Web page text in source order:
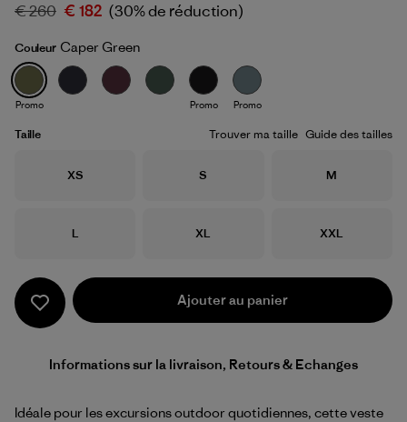
Caper Green
€ 260 € 182 (30% de réduction)
Couleur Caper Green
Promo Promo Promo
Taille Trouver ma taille Guide des tailles
Taille
XS Taille
S Taille
M
Taille
L Taille
XL Taille
XXL
Ajouter au panier
Informations sur la livraison, Retours & Echanges
Idéale pour les excursions outdoor quotidiennes, cette veste